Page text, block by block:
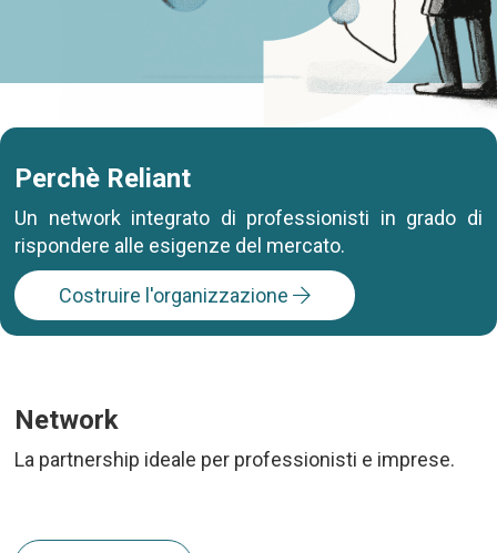
Perchè Reliant
Un network integrato di professionisti in grado di
rispondere alle esigenze del mercato.
Costruire l'organizzazione
Network
La partnership ideale per professionisti e imprese.